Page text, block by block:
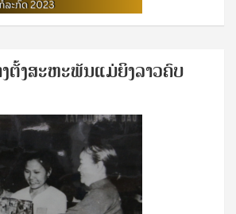
ຕັ້ງ​ສະ​ຫະ​ພັນ​ແມ່​ຍິງ​​ລາວຄົບ​